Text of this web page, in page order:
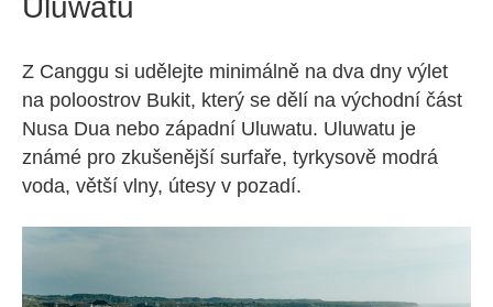
Z Canggu si udělejte minimálně na dva dny výlet
na poloostrov Bukit, který se dělí na východní část
Nusa Dua nebo západní Uluwatu. Uluwatu je
známé pro zkušenější surfaře, tyrkysově modrá
voda, větší vlny, útesy v pozadí.